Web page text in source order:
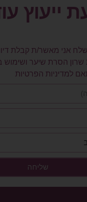
ייעוץ
אני מאשר/ת קבלת
הסרת שיער ושימוש
למדיניות הפרטיות
שליחה